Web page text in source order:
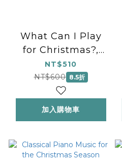
What Can I Play
for Christmas?,
Book 2
NT$510
NT$600 8.5折
加入購物車